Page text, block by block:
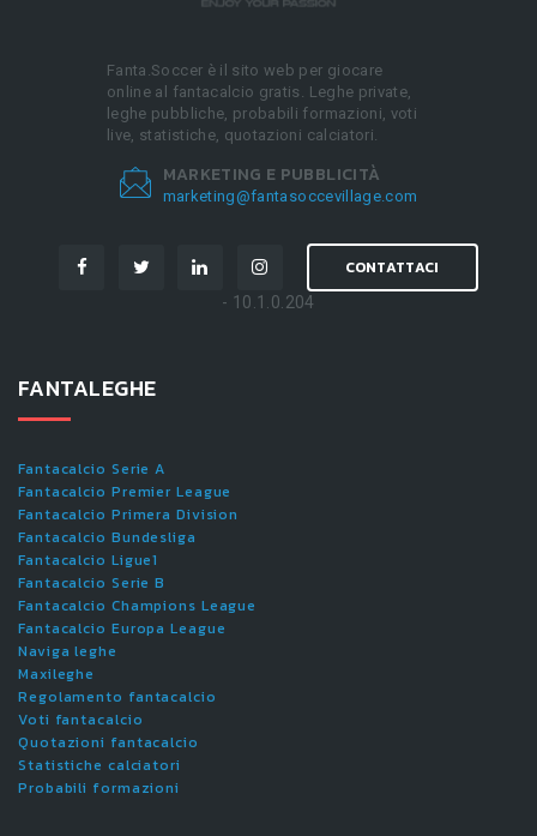
Fanta.Soccer è il sito web per giocare
online al fantacalcio gratis. Leghe private,
leghe pubbliche, probabili formazioni, voti
live, statistiche, quotazioni calciatori.
MARKETING E PUBBLICITÀ
marketing@fantasoccevillage.com
CONTATTACI
- 10.1.0.204
FANTALEGHE
Fantacalcio Serie A
Fantacalcio Premier League
Fantacalcio Primera Division
Fantacalcio Bundesliga
Fantacalcio Ligue1
Fantacalcio Serie B
Fantacalcio Champions League
Fantacalcio Europa League
Naviga leghe
Maxileghe
Regolamento fantacalcio
Voti fantacalcio
Quotazioni fantacalcio
Statistiche calciatori
Probabili formazioni